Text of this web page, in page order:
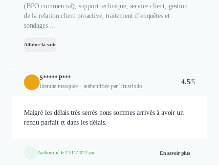
(BPO commercial), support technique, service client, gestion
de la relation client proactive, traitement d’enquêtes et
sondages ...
Afficher la suite
S***** P***
Identité masquée – authentifiée par Trustfolio
4.5/5
Malgré les délais très serrés nous sommes arrivés à avoir un
rendu parfait et dans les délais.
Authentifié le 22/11/2022 par En savoir plus